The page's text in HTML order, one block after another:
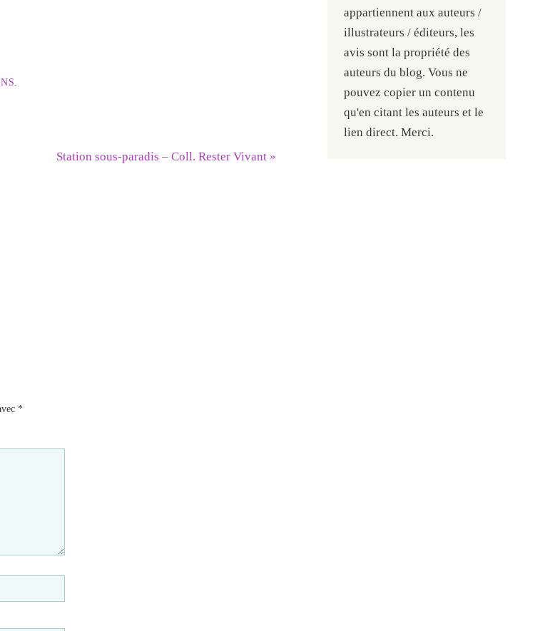
.
Station sous-paradis – Coll. Rester Vivant »
*
appartiennent aux auteurs /
illustrateurs / éditeurs, les
avis sont la propriété des
auteurs du blog. Vous ne
pouvez copier un contenu
qu'en citant les auteurs et le
lien direct. Merci.